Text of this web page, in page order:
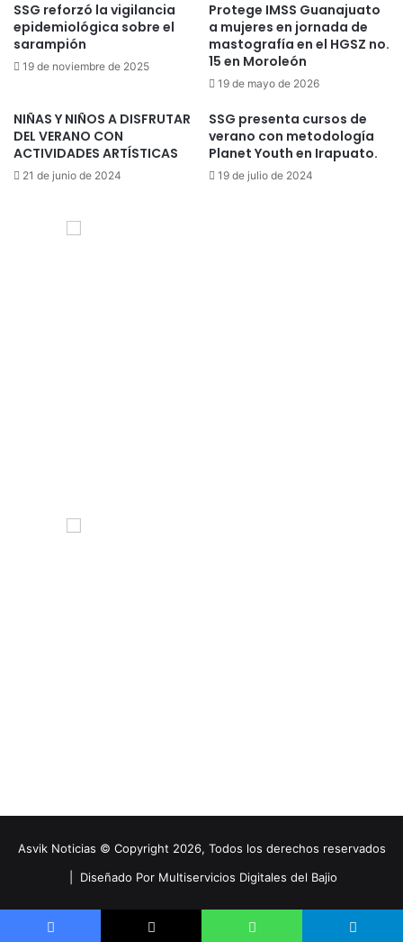
SSG reforzó la vigilancia
epidemiológica sobre el
sarampión
19 de noviembre de 2025
Protege IMSS Guanajuato
a mujeres en jornada de
mastografía en el HGSZ no.
15 en Moroleón
19 de mayo de 2026
NIÑAS Y NIÑOS A DISFRUTAR
DEL VERANO CON
ACTIVIDADES ARTÍSTICAS
21 de junio de 2024
SSG presenta cursos de
verano con metodología
Planet Youth en Irapuato.
19 de julio de 2024
Asvik Noticias © Copyright 2026, Todos los derechos reservados
Diseñado Por Multiservicios Digitales del Bajio